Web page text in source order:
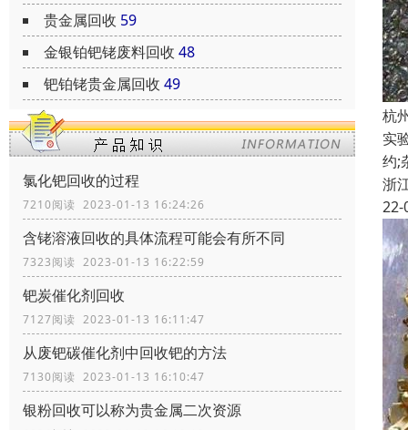
贵金属回收 59
金银铂钯铑废料回收 48
钯铂铑贵金属回收 49
氯化钯回收的过程
7210阅读 2023-01-13 16:24:26
含铑溶液回收的具体流程可能会有所不同
7323阅读 2023-01-13 16:22:59
钯炭催化剂回收
7127阅读 2023-01-13 16:11:47
从废钯碳催化剂中回收钯的方法
7130阅读 2023-01-13 16:10:47
银粉回收可以称为贵金属二次资源
杭
实
约;
浙
22-